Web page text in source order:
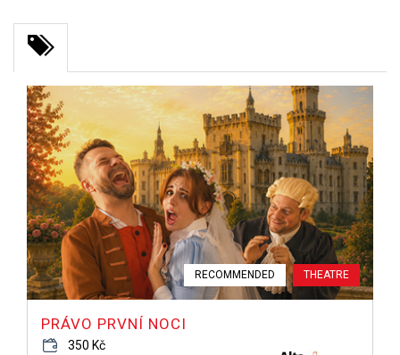
RECOMMENDED THEATRE
PRÁVO PRVNÍ NOCI
350 Kč